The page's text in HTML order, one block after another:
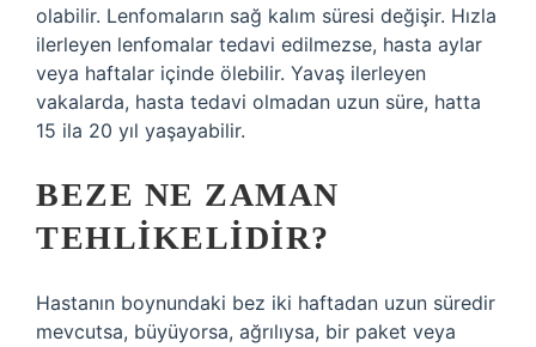
olabilir. Lenfomaların sağ kalım süresi değişir. Hızla
ilerleyen lenfomalar tedavi edilmezse, hasta aylar
veya haftalar içinde ölebilir. Yavaş ilerleyen
vakalarda, hasta tedavi olmadan uzun süre, hatta
15 ila 20 yıl yaşayabilir.
BEZE NE ZAMAN
TEHLIKELIDIR?
Hastanın boynundaki bez iki haftadan uzun süredir
mevcutsa, büyüyorsa, ağrılıysa, bir paket veya